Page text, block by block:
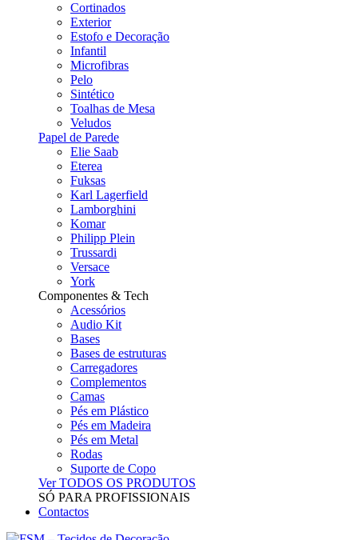
Cortinados
Exterior
Estofo e Decoração
Infantil
Microfibras
Pelo
Sintético
Toalhas de Mesa
Veludos
Papel de Parede
Elie Saab
Eterea
Fuksas
Karl Lagerfield
Lamborghini
Komar
Philipp Plein
Trussardi
Versace
York
Componentes & Tech
Acessórios
Audio Kit
Bases
Bases de estruturas
Carregadores
Complementos
Camas
Pés em Plástico
Pés em Madeira
Pés em Metal
Rodas
Suporte de Copo
Ver TODOS OS PRODUTOS
SÓ PARA PROFISSIONAIS
Contactos